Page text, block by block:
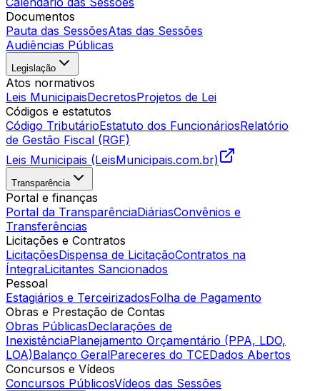
Documentos
Pauta das SessõesAtas das Sessões
Audiências Públicas
Legislação
Atos normativos
Leis MunicipaisDecretosProjetos de Lei
Códigos e estatutos
Código TributárioEstatuto dos FuncionáriosRelatório
de Gestão Fiscal (RGF)
Leis Municipais (LeisMunicipais.com.br)
Transparência
Portal e finanças
Portal da TransparênciaDiáriasConvênios e
Transferências
Licitações e Contratos
LicitaçõesDispensa de LicitaçãoContratos na
ÍntegraLicitantes Sancionados
Pessoal
Estagiários e TerceirizadosFolha de Pagamento
Obras e Prestação de Contas
Obras PúblicasDeclarações de
InexistênciaPlanejamento Orçamentário (PPA, LDO,
LOA)Balanço GeralPareceres do TCEDados Abertos
Concursos e Vídeos
Concursos PúblicosVídeos das Sessões